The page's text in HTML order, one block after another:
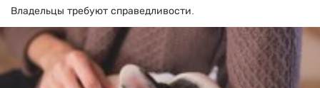
Владельцы требуют справедливости.